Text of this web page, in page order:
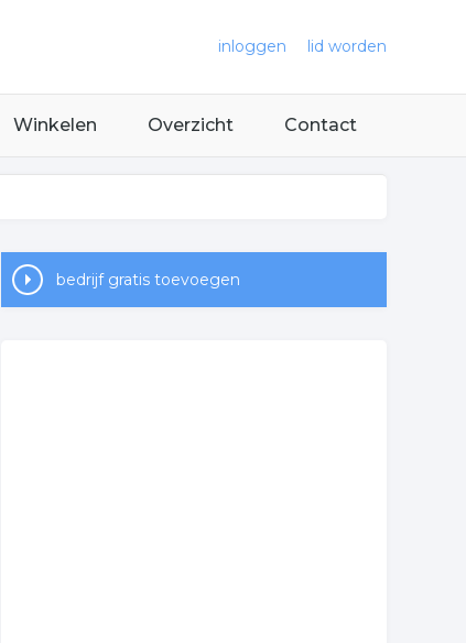
inloggen lid worden
Winkelen Overzicht Contact
bedrijf gratis toevoegen